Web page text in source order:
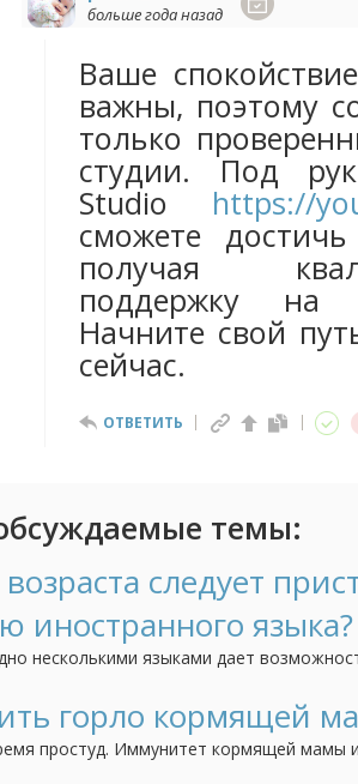
больше года назад
Ваше
важны, поэтому
только
студии. Под
Studio https://
сможете
получая
поддержку на
Начните свой
сейчас.
ОТВЕТИТЬ
темы:
следует
иностранного языка?
несколькими языками дает
получения образования и интересной
способен усвоить в разы больше
горло кормящей
простуд. Иммунитет кормящей мамы